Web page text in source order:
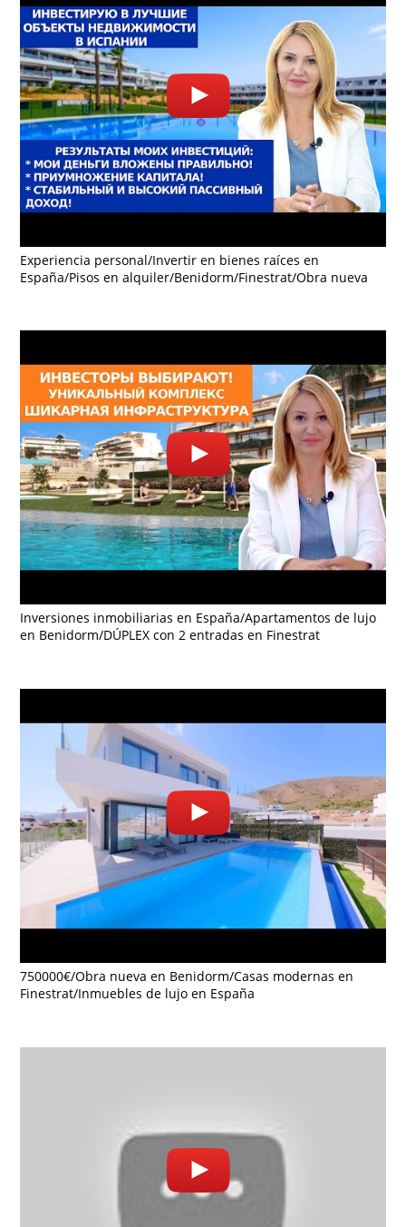
Experiencia personal/Invertir en bienes raíces en
España/Pisos en alquiler/Benidorm/Finestrat/Obra nueva
Inversiones inmobiliarias en España/Apartamentos de lujo
en Benidorm/DÚPLEX con 2 entradas en Finestrat
750000€/Obra nueva en Benidorm/Casas modernas en
Finestrat/Inmuebles de lujo en España